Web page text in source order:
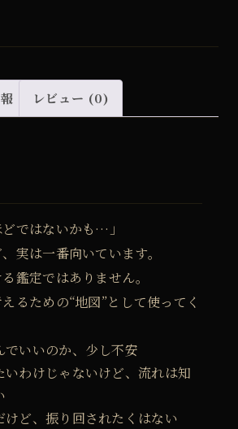
レビュー (0)
どではないかも…」
実は一番向いています。
鑑定ではありません。
るための“地図”として使ってく
でいいのか、少し不安
いわけじゃないけど、流れは知
けど、振り回されたくはない